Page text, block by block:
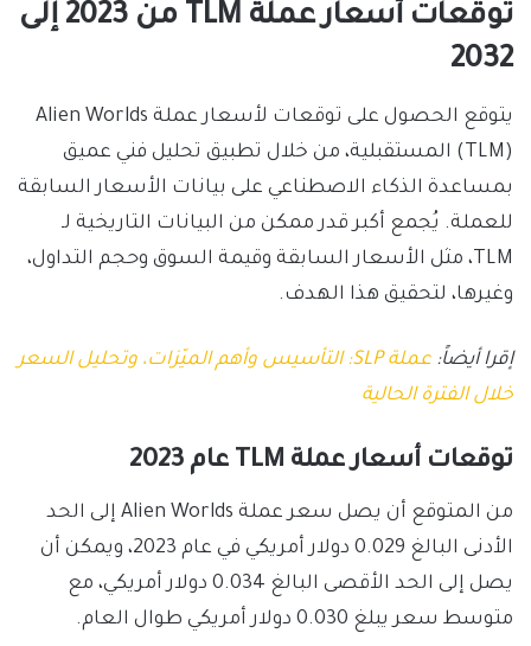
توقعات أسعار عملة TLM من 2023 إلى
2032
يتوقع الحصول على توقعات لأسعار عملة Alien Worlds
(TLM) المستقبلية، من خلال تطبيق تحليل فني عميق
بمساعدة الذكاء الاصطناعي على بيانات الأسعار السابقة
للعملة. يُجمع أكبر قدر ممكن من البيانات التاريخية لـ
TLM، مثل الأسعار السابقة وقيمة السوق وحجم التداول،
وغيرها، لتحقيق هذا الهدف.
إقرا أيضاً:
عملة SLP: التأسيس وأهم الميّزات، وتحليل السعر
خلال الفترة الحالية
توقعات أسعار عملة TLM عام 2023
من المتوقع أن يصل سعر عملة Alien Worlds إلى الحد
الأدنى البالغ 0.029 دولار أمريكي في عام 2023، ويمكن أن
يصل إلى الحد الأقصى البالغ 0.034 دولار أمريكي، مع
متوسط سعر يبلغ 0.030 دولار أمريكي طوال العام.